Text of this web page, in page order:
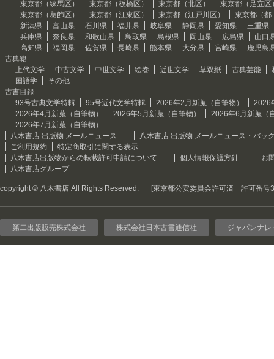
東京都（練馬区）
東京都（板橋区） 東京都（北区）
東京都（足立区
東京都（葛飾区）
東京都（江東区） 東京都（江戸川区）
東京都（都
新潟県
富山県 石川県 福井県 岐阜県 静岡県 愛知県
三重県
兵庫県
奈良県 和歌山県 鳥取県 島根県 岡山県 広島県
山口
高知県
福岡県 佐賀県 長崎県 熊本県 大分県 宮崎県
鹿児島
古典籍
上代文学
中古文学 中世文学 絵巻 近世文学 草双紙 古典芸能
国語学
その他
古書目録
93号古典文学特輯
95号近代文学特輯 2026年2月新蒐（自筆物）
2026
2026年4月新蒐（自筆物）
2026年5月新蒐（自筆物）
2026年6月新蒐（
2026年7月新蒐（自筆物）
八木書店 出版物 メールニュース
八木書店 出版物 メールニュース・バッ
ご利用規約
特定商取引に関する表示
八木書店出版物からの転載許可申請について
個人情報保護方針
お
八木書店グループ
copyright © 八木書店 All Rights Reserved. [東京都公安委員会許可済 許可番号
第二出版販売株式会社 株式会社日本古書通信社 ジャパンナレ